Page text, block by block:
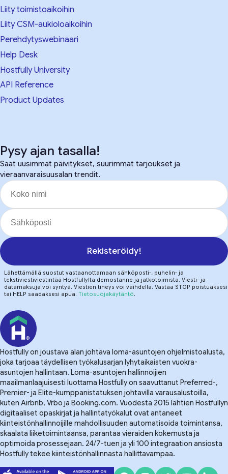
Liity toimistoaikoihin
Liity CSM-aukioloaikoihin
Perehdytyswebinaari
Help Desk
Hostfully University
API Reference
Product Updates
Pysy ajan tasalla!
Saat uusimmat päivitykset, suurimmat tarjoukset ja
vieraanvaraisuusalan trendit.
Rekisteröidy!
Lähettämällä suostut vastaanottamaan sähköposti-, puhelin- ja
tekstiviestiviestintää Hostfullylta demostanne ja jatkotoimista. Viesti- ja
datamaksuja voi syntyä. Viestien tiheys voi vaihdella. Vastaa STOP poistuaksesi
tai HELP saadaksesi apua. Tietosuojakäytäntö.
Hostfully on joustava alan johtava loma-asuntojen ohjelmistoalusta,
joka tarjoaa täydellisen työkalusarjan lyhytaikaisten vuokra-
asuntojen hallintaan. Loma-asuntojen hallinnoijien
maailmanlaajuisesti luottama Hostfully on saavuttanut Preferred-,
Premier- ja Elite-kumppanistatuksen johtavilla varausalustoilla,
kuten Airbnb, Vrbo ja Booking.com. Vuodesta 2015 lähtien Hostfullyn
digitaaliset opaskirjat ja hallintatyökalut ovat antaneet
kiinteistönhallinnoijille mahdollisuuden automatisoida toimintansa,
skaalata liiketoimintaansa, parantaa vieraiden kokemusta ja
optimoida prosessejaan. 24/7-tuen ja yli 100 integraation ansiosta
Hostfully tekee kiinteistönhallinnasta hallittavampaa.